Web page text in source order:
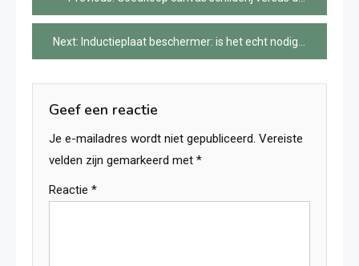
navigatie
Next: Inductieplaat beschermer: is het echt nodig?
Geef een reactie
Je e-mailadres wordt niet gepubliceerd. Vereiste
velden zijn gemarkeerd met *
Reactie *